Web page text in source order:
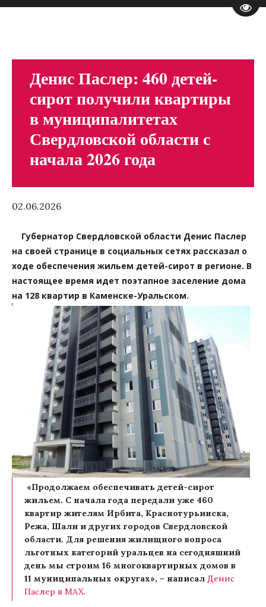
Денис Паслер: 460 детей-
сирот получили квартиры
в муниципалитетах
Свердловской области с
начала 2026 года
02.06.2026
Губернатор Свердловской области Денис Паслер
на своей странице в социальных сетях рассказал о
ходе обеспечения жильем детей-сирот в регионе. В
настоящее время идет поэтапное заселение дома
на 128 квартир в Каменске-Уральском.
«Продолжаем обеспечивать детей-сирот
жильем. С начала года передали уже 460
квартир жителям Ирбита, Краснотурьинска,
Режа, Шали и других городов Свердловской
области. Для решения жилищного вопроса
льготных категорий уральцев на сегодняшний
день мы строим 16 многоквартирных домов в
11 муниципальных округах», – написал Денис
Паслер в MAX.